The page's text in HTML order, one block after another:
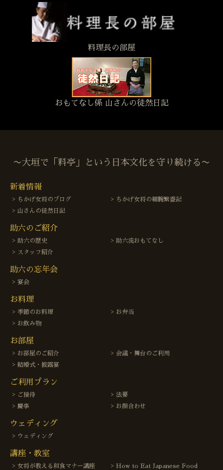
料理長の部屋
おもてなし係 山さんの徒然日記
〜大垣で「料亭」という日本文化を守り続ける〜
新着情報
ちかげ女将のブログ
ちかげ女将の細腕繁盛記
山さんの徒然日記
助六のご紹介
助六の歴史
助六流おもてなし
スタッフ紹介
助六の忘年会
宴会
お料理
季節のお料理
お弁当
お飲み物
お部屋
お部屋のご紹介
会議・舞台のご利用
結婚式・披露宴
ご利用プラン
ご接待
法要
慶事
お顔合わせ
ウェディング
ウェディング
講座・教室
女将が教える和食マナー講座 How to Eat Japanese Food